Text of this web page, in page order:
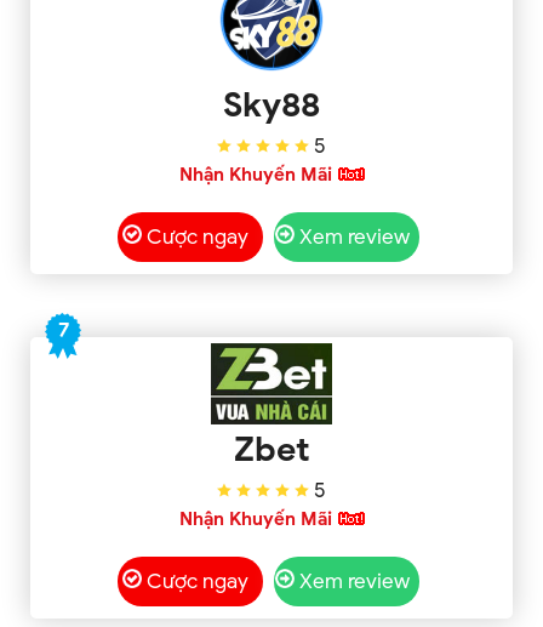
Sky88
5
Nhận Khuyến Mãi
Cược ngay Xem review
7
Zbet
5
Nhận Khuyến Mãi
Cược ngay Xem review